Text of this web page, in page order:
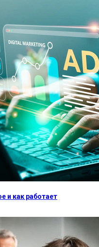
и как работает